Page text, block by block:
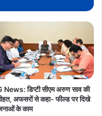
News: डिप्टी सीएम अरुण साव की
अफसरों से कहा- फील्ड पर दिखे
के काम